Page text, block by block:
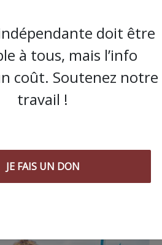
doit être
à tous, mais l’info
coût. Soutenez notre
travail !
JE FAIS UN DON